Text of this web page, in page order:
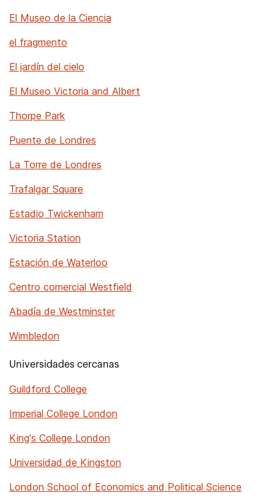
El Museo de la Ciencia
el fragmento
El jardín del cielo
El Museo Victoria and Albert
Thorpe Park
Puente de Londres
La Torre de Londres
Trafalgar Square
Estadio Twickenham
Victoria Station
Estación de Waterloo
Centro comercial Westfield
Abadía de Westminster
Wimbledon
Universidades cercanas
Guildford College
Imperial College London
King's College London
Universidad de Kingston
London School of Economics and Political Science